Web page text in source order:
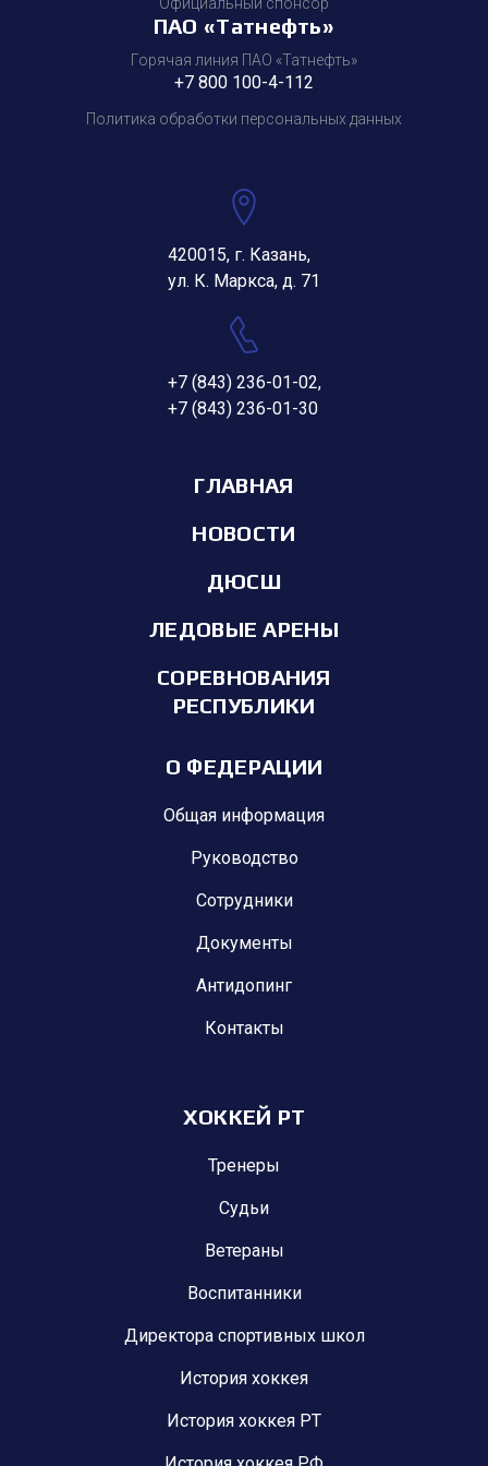
ПАО «Татнефть»
Горячая линия ПАО «Татнефть»
+7 800 100-4-112
Политика обработки персональных данных
420015, г. Казань,
ул. К. Маркса, д. 71
+7 (843) 236-01-02,
+7 (843) 236-01-30
ГЛАВНАЯ
НОВОСТИ
ДЮСШ
ЛЕДОВЫЕ АРЕНЫ
СОРЕВНОВАНИЯ
РЕСПУБЛИКИ
О ФЕДЕРАЦИИ
Общая информация
Руководство
Сотрудники
Документы
Антидопинг
Контакты
ХОККЕЙ РТ
Тренеры
Судьи
Ветераны
Воспитанники
Директора спортивных школ
История хоккея
История хоккея РТ